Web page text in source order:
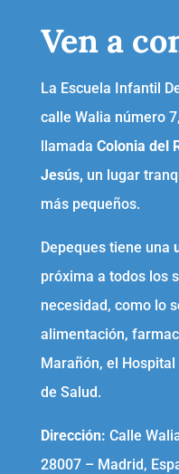
Ven a
La Escuela Infantil
calle Walia número
llamada Colonia del
Jesús, un lugar
más pequeños.
Depeques tiene una
próxima a todos los
necesidad, como lo
alimentación,
Marañón, el
de Salud.
Dirección: Calle
28007 – Madrid,